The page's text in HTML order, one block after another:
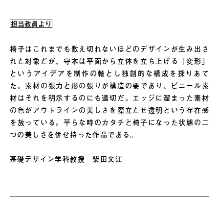
担当教員より
椅子はこれまでも数え切れないほどのデザインが生み出さ
れた対象だが、守本は平面から立体を立ち上げる「変形」
というアイデアを制作の軸とし独創的な構成を探りあて
た。素材の張力と形の張りが構造の要であり、ビニール素
材はそれを明示するのにも適切だ。エッジに溜まった素材
の色がアウトラインの美しさを際立たせ透明という存在感
を放っている。平らな時のカタチと椅子になった状態の二
つの美しさを併せ持った作品である。
基礎デザイン学科教授 柴田文江